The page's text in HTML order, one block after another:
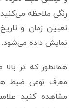
رنگی ملاحظه
تعیین زمان و
نمایش داده می‌شود.
همانطور که در
معرف نوعی ضبط
مشاهده کنید